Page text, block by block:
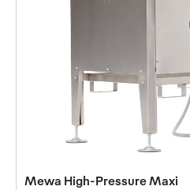
Mewa High-Pressure Mini
Mewa High-Pressure Maxi